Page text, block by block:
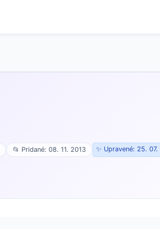
📂 Pridané: 08. 11. 2013 ✨ Upravené: 25.